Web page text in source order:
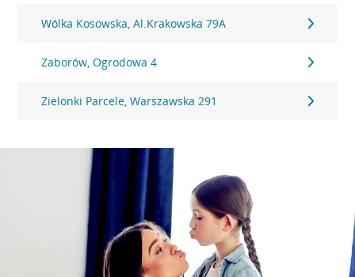
Wólka Kosowska, Al.Krakowska 79A
Zaborów, Ogrodowa 4
Zielonki Parcele, Warszawska 291